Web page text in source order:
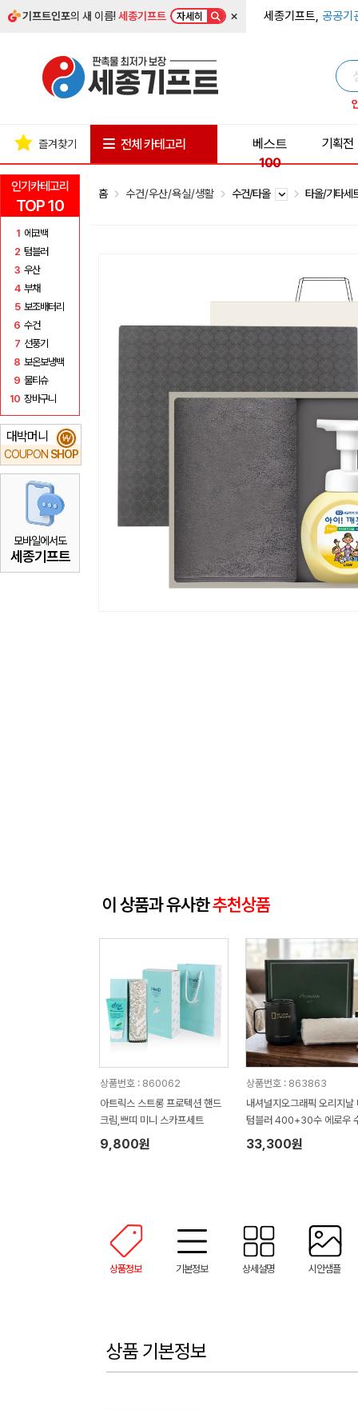
기프트인포의 새 이름!세종기프트 자세히 × 세종기프트, 공공기
인기카테고리
TOP 10
1 에코백
2 텀블러
3 우산
4 부채
5 보조배터리
6 수건
7 선풍기
8 보온보냉백
9 물티슈
10 장바구니
대박머니
COUPON SHOP
₩
모바일에서도
세종기프트
즐겨찾기 전체 카테고리
베스트
100
기획전
홈 수건/우산/욕실/생활 수건/타올 타올/기타
이 상품과 유사한추천상품
상품번호 : 860062
아트릭스 스트롱 프로텍션 핸드
크림,쁘띠 미니 스카프세트
9,800원
상품번호 : 863863
내셔널지오그래픽 오리지날
텀블러 400+30수 에로우
타올 텀블러세트 NL08
33,300원
상품정보 기본정보 상세설명 시안샘플
상품 기본정보